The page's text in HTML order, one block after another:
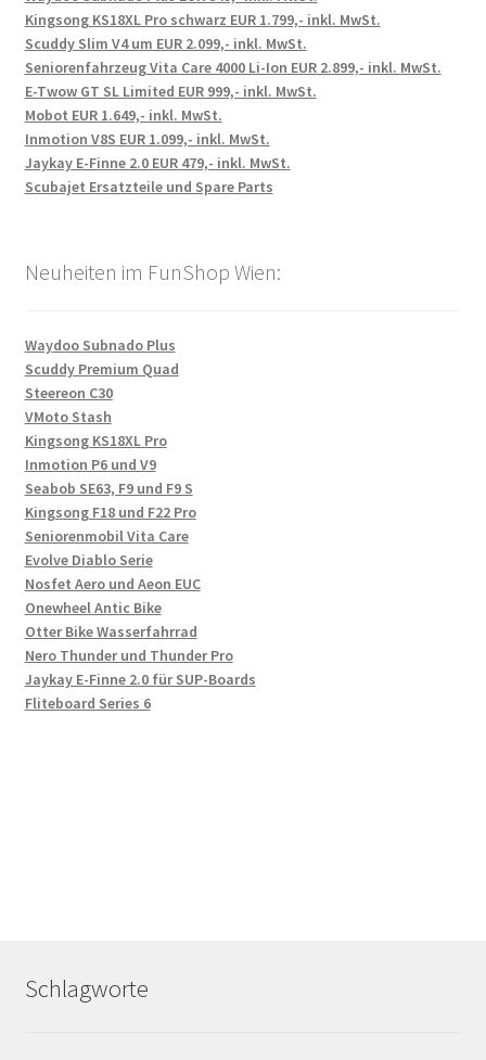
Kingsong KS18XL Pro schwarz EUR 1.799,- inkl. MwSt.
Scuddy Slim V4 um EUR 2.099,- inkl. MwSt.
Seniorenfahrzeug Vita Care 4000 Li-Ion EUR 2.899,- inkl. MwSt.
E-Twow GT SL Limited EUR 999,- inkl. MwSt.
Mobot EUR 1.649,- inkl. MwSt.
Inmotion V8S EUR 1.099,- inkl. MwSt.
Jaykay E-Finne 2.0 EUR 479,- inkl. MwSt.
Scubajet Ersatzteile und Spare Parts
Neuheiten im FunShop Wien:
Waydoo Subnado Plus
Scuddy Premium Quad
Steereon C30
VMoto Stash
Kingsong KS18XL Pro
Inmotion P6 und V9
Seabob SE63, F9 und F9 S
Kingsong F18 und F22 Pro
Seniorenmobil Vita Care
Evolve Diablo Serie
Nosfet Aero und Aeon EUC
Onewheel Antic Bike
Otter Bike Wasserfahrrad
Nero Thunder und Thunder Pro
Jaykay E-Finne 2.0 für SUP-Boards
Fliteboard Series 6
Schlagworte